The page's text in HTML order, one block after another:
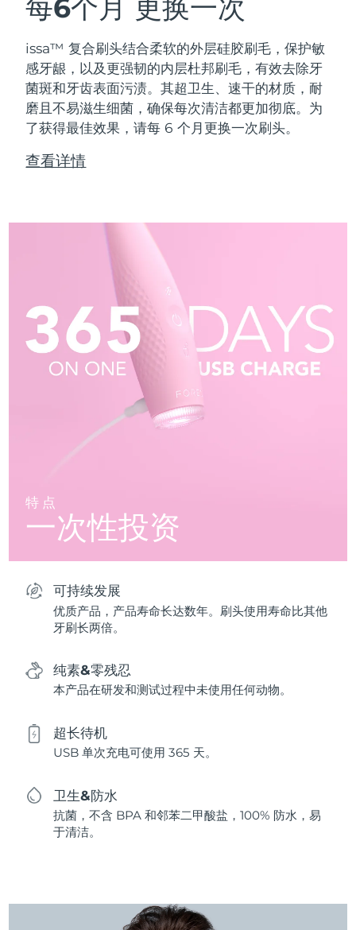
每6个月 更换一次
issa™ 复合刷头结合柔软的外层硅胶刷毛，保护敏
感牙龈，以及更强韧的内层杜邦刷毛，有效去除牙
菌斑和牙齿表面污渍。其超卫生、速干的材质，耐
磨且不易滋生细菌，确保每次清洁都更加彻底。为
了获得最佳效果，请每 6 个月更换一次刷头。
查看详情
特点
一次性投资
可持续发展
优质产品，产品寿命长达数年。刷头使用寿命比其他
牙刷长两倍。
纯素&零残忍
本产品在研发和测试过程中未使用任何动物。
超长待机
USB 单次充电可使用 365 天。
卫生&防水
抗菌，不含 BPA 和邻苯二甲酸盐，100% 防水，易
于清洁。